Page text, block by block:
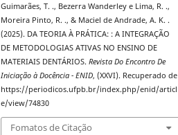
Guimarães, T. ., Bezerra Wanderley e Lima, R. .,
Moreira Pinto, R. ., & Maciel de Andrade, A. K. .
(2025). DA TEORIA À PRÁTICA: : A INTEGRAÇÃO
DE METODOLOGIAS ATIVAS NO ENSINO DE
MATERIAIS DENTÁRIOS.Revista Do Encontro De
Iniciação à Docência - ENID, (XXVI). Recuperado de
https://periodicos.ufpb.br/index.php/enid/articl
e/view/74830
Fomatos de Citação